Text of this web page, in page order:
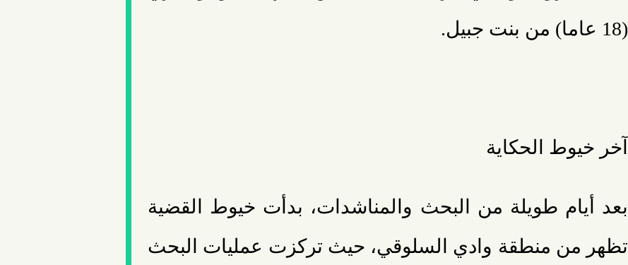
(18 عاما) من بنت جبيل.
آخر خيوط الحكاية
بعد أيام طويلة من البحث والمناشدات، بدأت خيوط القضية
تظهر من منطقة وادي السلوقي، حيث تركزت عمليات البحث